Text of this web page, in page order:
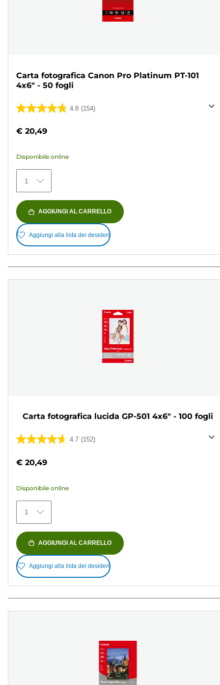
Carta fotografica Canon Pro Platinum PT-101
4x6" - 50 fogli
4.8 (154)
4.8
5
154
recensioni
€ 20,49
Disponibile online
1
AGGIUNGI AL CARRELLO
Aggiungi alla lista dei desideri
Carta fotografica lucida GP-501 4x6" - 100 fogli
4.7 (152)
4.7
5
152
recensioni
€ 20,49
Disponibile online
1
AGGIUNGI AL CARRELLO
Aggiungi alla lista dei desideri